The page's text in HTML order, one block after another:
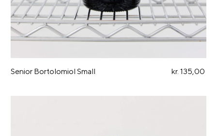
Senior Bortolomiol Small kr. 135,00